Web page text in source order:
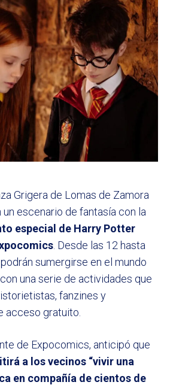
Grigera de Lomas de Zamora
escenario de fantasía con la
especial de Harry Potter
. Desde las 12 hasta
sumergirse en el mundo
una serie de actividades que
fanzines y
acceso gratuito.
de Expocomics, anticipó que
a los vecinos “vivir una
en compañía de cientos de